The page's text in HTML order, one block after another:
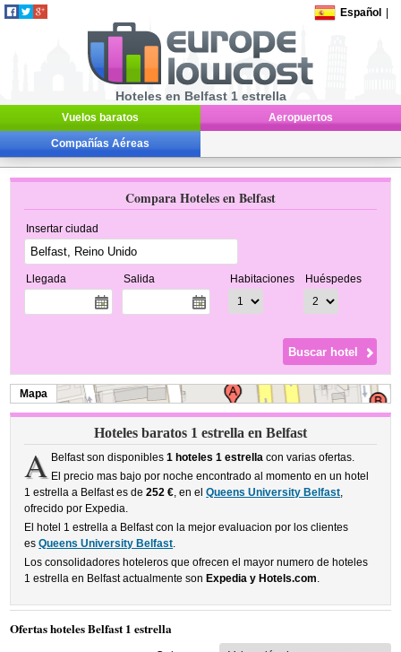
Español
Hoteles en Belfast 1 estrella
Vuelos baratos Aeropuertos
Compañías Aéreas
Compara Hoteles en Belfast
Insertar ciudad
Llegada Salida Habitaciones Huéspedes
Mapa
Hoteles baratos 1 estrella en Belfast
A Belfast son disponibles 1 hoteles 1 estrellacon varias ofertas.
El precio mas bajo por noche encontrado al momento en un hotel
1 estrella a Belfast es de252 €, en elQueens University Belfast,
ofrecido por Expedia.
El hotel 1 estrella a Belfast con la mejor evaluacion por los clientes
esQueens University Belfast.
Los consolidadores hoteleros que ofrecen el mayor numero de hoteles
1 estrella en Belfast actualmente son Expedia y Hotels.com.
Ofertas hoteles Belfast 1 estrella